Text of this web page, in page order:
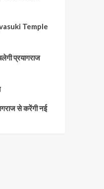
Temple
प्रयागराज
से करेंगी नई